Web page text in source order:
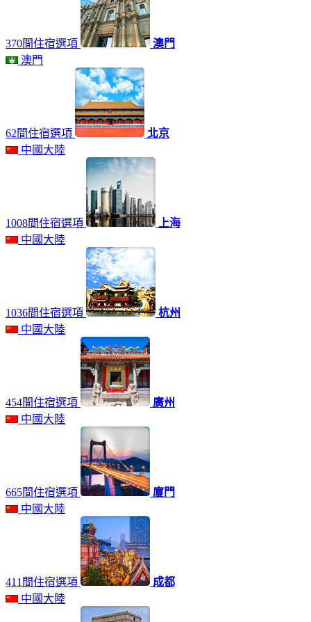
370間住宿選項
澳門
澳門
62間住宿選項
北京
中國大陸
1008間住宿選項
上海
中國大陸
1036間住宿選項
杭州
中國大陸
454間住宿選項
廣州
中國大陸
665間住宿選項
廈門
中國大陸
411間住宿選項
成都
中國大陸